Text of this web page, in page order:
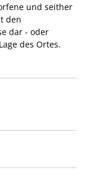
und seither
den
dar - oder
des Ortes.